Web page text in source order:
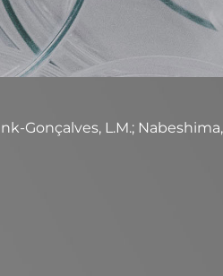
Gonçalves, L.M.;